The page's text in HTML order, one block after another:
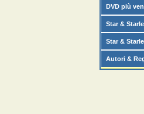
DVD più
Star &
Star &
Autori &